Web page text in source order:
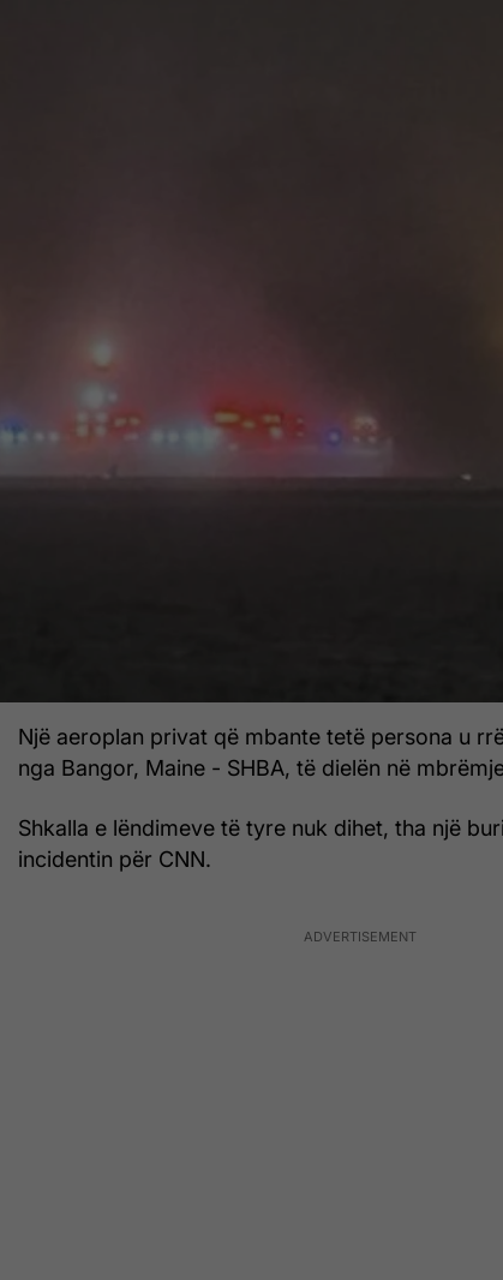
Një aeroplan privat që mbante tetë persona u
nga Bangor, Maine - SHBA, të dielën në
Shkalla e lëndimeve të tyre nuk dihet, tha një
incidentin për CNN.